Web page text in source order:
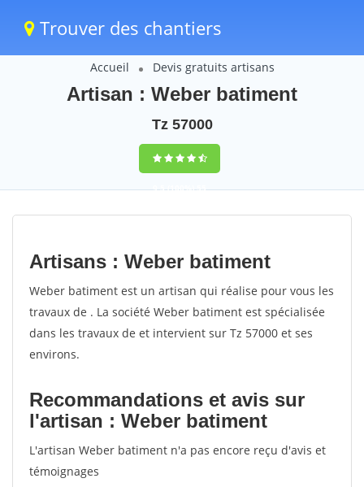
Trouver des chantiers
Accueil Devis gratuits artisans
Artisan : Weber batiment
Tz 57000
9,5(100%)55
votes
Artisans : Weber batiment
Weber batiment est un artisan qui réalise pour vous les
travaux de . La société Weber batiment est spécialisée
dans les travaux de et intervient sur Tz 57000 et ses
environs.
Recommandations et avis sur
l'artisan : Weber batiment
L'artisan Weber batiment n'a pas encore reçu d'avis et
témoignages